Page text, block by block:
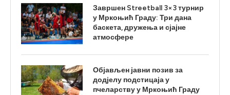
Завршен Streetball 3×3 турнир
у Мркоњић Граду: Три дана
баскета, дружења и сјајне
атмосфере
Објављен јавни позив за
додјелу подстицаја у
пчеларству у Мркоњић Граду